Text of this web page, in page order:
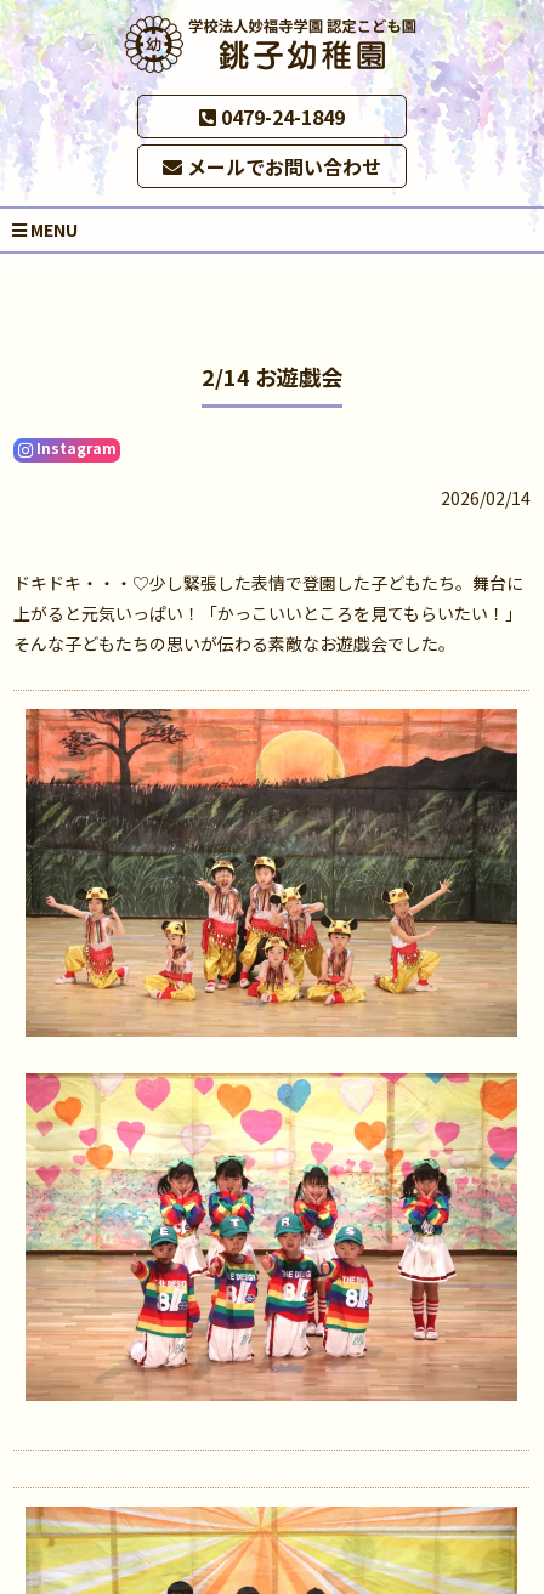
0479-24-1849
メールでお問い合わせ
MENU
2/14 お遊戯会
Instagram
2026/02/14
ドキドキ・・・♡少し緊張した表情で登園した子どもたち。舞台に
上がると元気いっぱい！「かっこいいところを見てもらいたい！」
そんな子どもたちの思いが伝わる素敵なお遊戯会でした。